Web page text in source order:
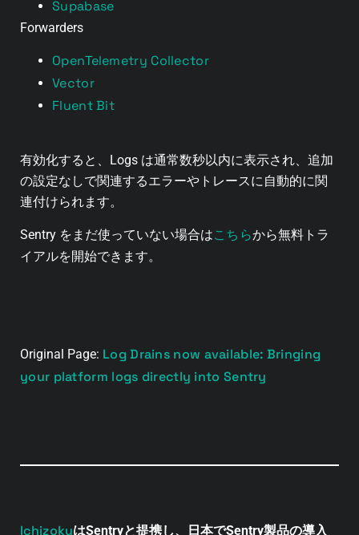
Supabase
Forwarders
OpenTelemetry Collector
Vector
Fluent Bit
有効化すると、Logs は通常数秒以内に表示され、追加
の設定なしで関連するエラーやトレースに自動的に関
連付けられます。
Sentry をまだ使っていない場合はこちらから無料トラ
イアルを開始できます。
Original Page: Log Drains now available: Bringing
your platform logs directly into Sentry
IchizokuはSentryと提携し、日本でSentry製品の導入